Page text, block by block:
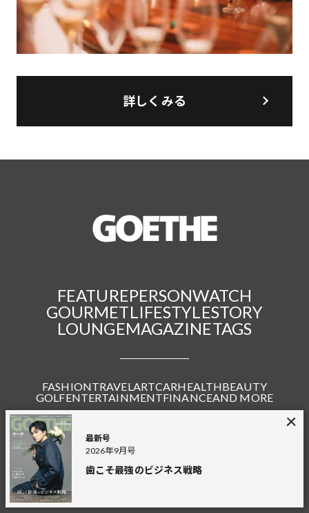
詳しくみる
最新号
2026年9月号
歯こそ最強のビジネス戦略
FEATUREPERSONWATCH
GOURMETLIFESTYLESTORY
LOUNGEMAGAZINETAGS
FASHIONTRAVEL ARTCARHEALTHBEAUTY
GOLFENTERTAINMENTFINANCEAND MORE
Connect with us